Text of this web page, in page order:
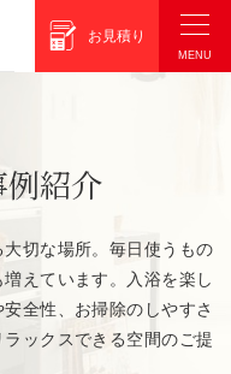
お見積り
例紹介
切な場所。毎日使うもの
えています。入浴を楽し
全性、お掃除のしやすさ
ックスできる空間のご提